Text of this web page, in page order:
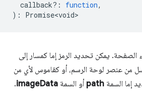
callback? : function,
) : Promise<void>
يمكن تحديد الرمز إما كمسار إلى
من عنصر لوحة الرسم، أو كقاموس لأي من
إما السمة path أو السمة imageData
.